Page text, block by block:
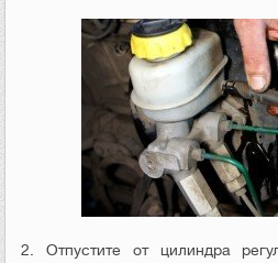
2. Отпустите от цилиндра